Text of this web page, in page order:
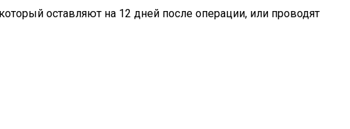
оставляют на 12 дней после операции, или проводят